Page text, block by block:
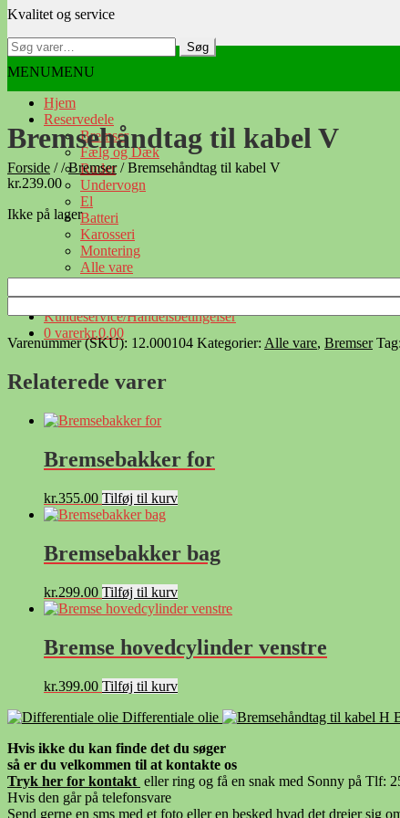
navigation
indhold
Kvalitet og service
Søg
efter:
Søg
MENUMENU
Hjem
Reservedele
Bremser
Fælg og Dæk
Ruder
Undervogn
El
Batteri
Karosseri
Montering
Alle vare
kabinescooter
Kontakt
Kundeservice/Handelsbetingelser
0 varerkr.0.00
Forside //Bremser/Bremsehåndtag til kabel V
Bremsehåndtag til kabel V
kr.239.00
Ikke på lager
Varenummer (SKU): 12.000104 Kategorier: Alle vare, Bremser Tag:
Relaterede varer
Bremsebakker for
kr.355.00 Tilføj til kurv
Bremsebakker bag
kr.299.00 Tilføj til kurv
Bremse hovedcylinder venstre
kr.399.00 Tilføj til kurv
Differentiale olie
Hvis ikke du kan finde det du søger
så er du velkommen til at kontakte os
Tryk her for kontakt eller ring og få en snak med Sonny på Tlf:
Hvis den går på telefonsvare
Send gerne en sms med et foto eller en besked hvad det drejer sig